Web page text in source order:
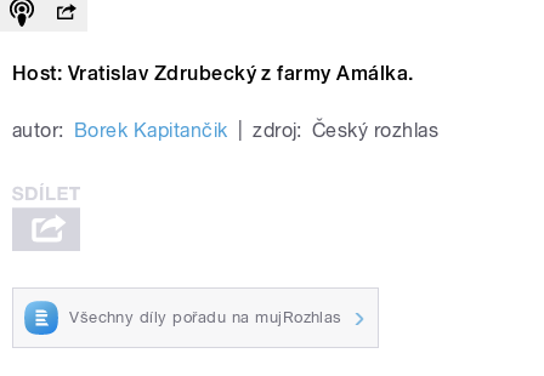
Host: Vratislav Zdrubecký z farmy Amálka.
autor: Borek Kapitančik zdroj: Český rozhlas
Všechny díly pořadu na mujRozhlas